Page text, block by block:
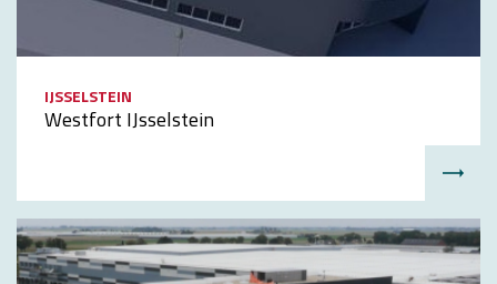
IJSSELSTEIN
Westfort IJsselstein